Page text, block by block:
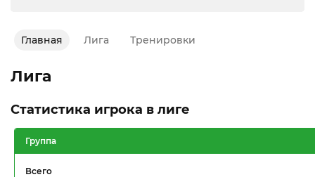
Главная Лига Тренировки
Лига
Статистика игрока в лиге
Группа
Всего